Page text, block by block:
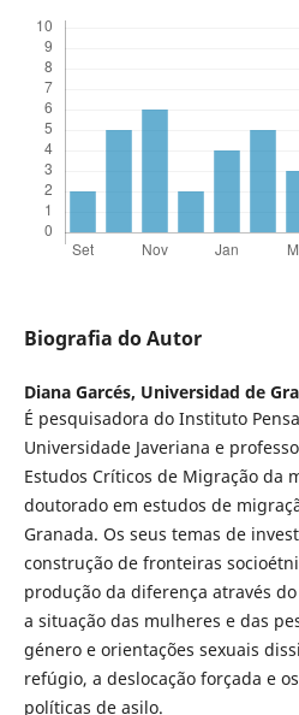
Biografia do Autor
Diana Garcés, Universidad de
É pesquisadora do Instituto
Universidade Javeriana e
Estudos Críticos de Migração da
doutorado em estudos de
Granada. Os seus temas de
construção de fronteiras
produção da diferença através
a situação das mulheres e das
género e orientações sexuais
refúgio, a deslocação forçada e
políticas de asilo.